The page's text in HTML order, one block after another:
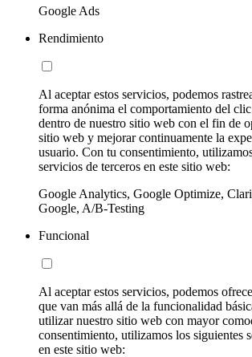
Google Ads
Rendimiento
Al aceptar estos servicios, podemos
forma anónima el comportamiento del
dentro de nuestro sitio web con el fin de
sitio web y mejorar continuamente la
usuario. Con tu consentimiento,
servicios de terceros en este sitio web:
Google Analytics, Google Optimize,
Google, A/B-Testing
Funcional
Al aceptar estos servicios, podemos
que van más allá de la funcionalidad
utilizar nuestro sitio web con mayor
consentimiento, utilizamos los siguientes
en este sitio web: